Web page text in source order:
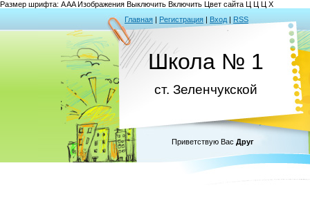
Размер шрифта: AAAИзображения Выключить Включить Цвет сайта Ц Ц Ц Х
Главная | Регистрация | Вход | RSS
Школа № 1
ст. Зеленчукской
Приветствую Вас Друг